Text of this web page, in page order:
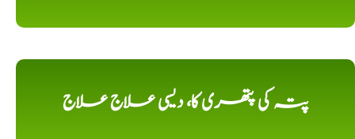
پتہ کی پتھری کا، دیسی علاج علاج